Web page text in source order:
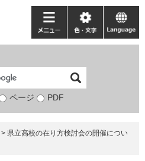
検
象
ページ PDF
メ
ニ
ー
色・
文
language
> 県立高校の在り方検討会の開催につい